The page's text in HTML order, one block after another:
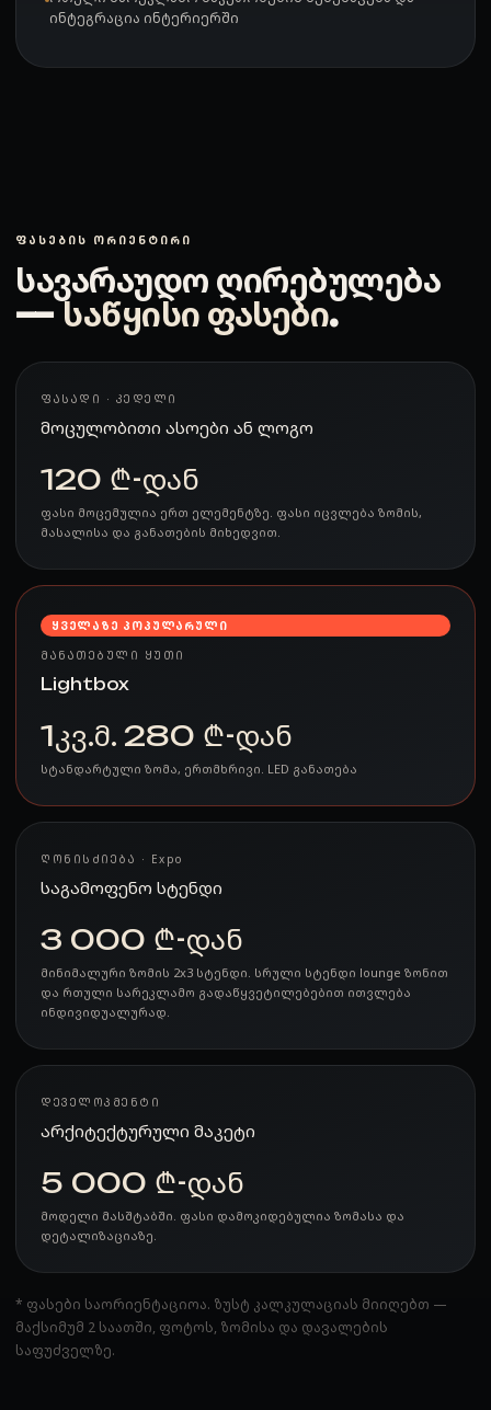
ინტეგრაცია ინტერიერში
ᲤᲐᲡᲔᲑᲘᲡ ᲝᲠᲘᲔᲜᲢᲘᲠᲘ
სავარაუდო ღირებულება
—საწყისი ფასები.
ᲤᲐᲡᲐᲓᲘ · ᲙᲔᲓᲔᲚᲘ
მოცულობითი ასოები ან ლოგო
120 ₾-დან
ფასი მოცემულია ერთ ელემენტზე. ფასი იცვლება ზომის,
მასალისა და განათების მიხედვით.
ᲧᲕᲔᲚᲐᲖᲔ ᲞᲝᲞᲣᲚᲐᲠᲣᲚᲘ
ᲛᲐᲜᲐᲗᲔᲑᲣᲚᲘ ᲧᲣᲗᲘ
Lightbox
1კვ.მ. 280 ₾-დან
სტანდარტული ზომა, ერთმხრივი. LED განათება
ᲦᲝᲜᲘᲡᲫᲘᲔᲑᲐ · Expo
საგამოფენო სტენდი
3 000 ₾-დან
მინიმალური ზომის 2x3 სტენდი. სრული სტენდი lounge ზონით
და რთული სარეკლამო გადაწყვეტილებებით ითვლება
ინდივიდუალურად.
ᲓᲔᲕᲔᲚᲝᲞᲛᲔᲜᲢᲘ
არქიტექტურული მაკეტი
5 000 ₾-დან
მოდელი მასშტაბში. ფასი დამოკიდებულია ზომასა და
დეტალიზაციაზე.
* ფასები საორიენტაციოა. ზუსტ კალკულაციას მიიღებთ —
მაქსიმუმ 2 საათში, ფოტოს, ზომისა და დავალების
საფუძველზე.